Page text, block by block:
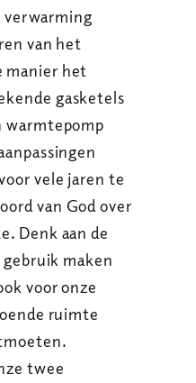
verwarming
van het
manier het
gasketels
warmtepomp
vele jaren te
van God over
Denk aan de
maken
voor onze
ruimte
twee